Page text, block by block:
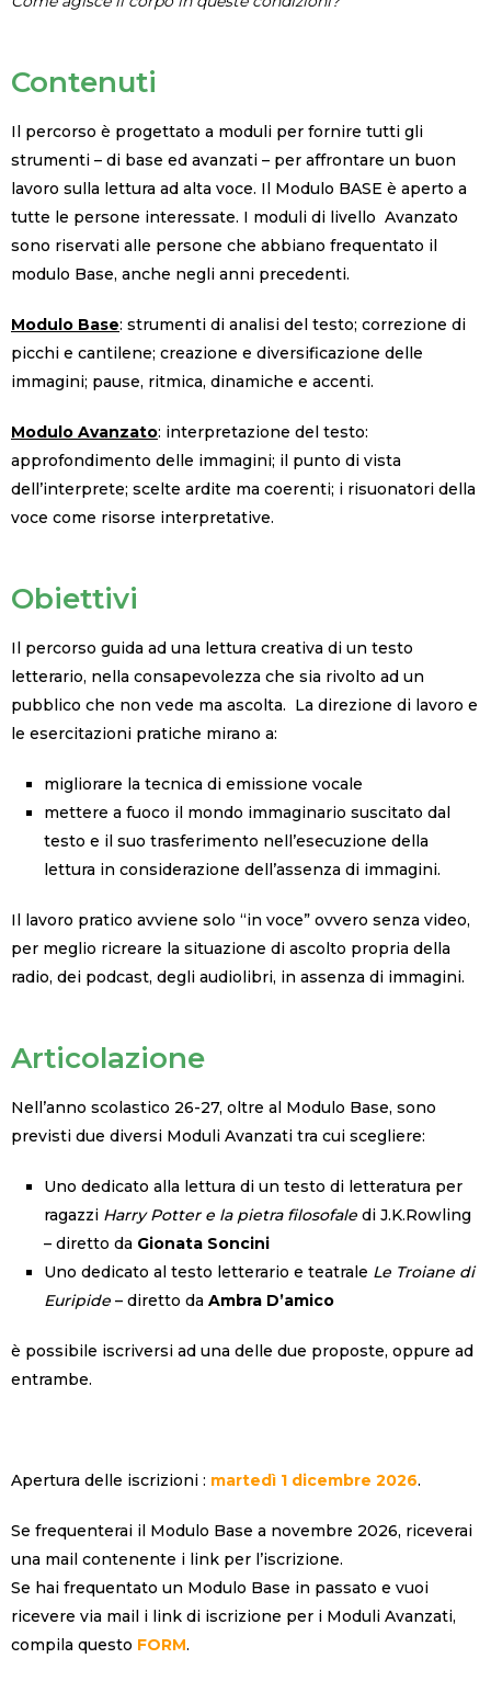
Contenuti
Il percorso è progettato a moduli per fornire tutti gli
strumenti – di base ed avanzati – per affrontare un buon
lavoro sulla lettura ad alta voce. Il Modulo BASE è aperto a
tutte le persone interessate. I moduli di livello Avanzato
sono riservati alle persone che abbiano frequentato il
modulo Base, anche negli anni precedenti.
Modulo Base: strumenti di analisi del testo; correzione di
picchi e cantilene; creazione e diversificazione delle
immagini; pause, ritmica, dinamiche e accenti.
Modulo Avanzato: interpretazione del testo:
approfondimento delle immagini; il punto di vista
dell’interprete; scelte ardite ma coerenti; i risuonatori della
voce come risorse interpretative.
Obiettivi
Il percorso guida ad una lettura creativa di un testo
letterario, nella consapevolezza che sia rivolto ad un
pubblico che non vede ma ascolta. La direzione di lavoro e
le esercitazioni pratiche mirano a:
migliorare la tecnica di emissione vocale
mettere a fuoco il mondo immaginario suscitato dal
testo e il suo trasferimento nell’esecuzione della
lettura in considerazione dell’assenza di immagini.
Il lavoro pratico avviene solo “in voce” ovvero senza video,
per meglio ricreare la situazione di ascolto propria della
radio, dei podcast, degli audiolibri, in assenza di immagini.
Articolazione
Nell’anno scolastico 26-27, oltre al Modulo Base, sono
previsti due diversi Moduli Avanzati tra cui scegliere:
Uno dedicato alla lettura di un testo di letteratura per
ragazzi Harry Potter e la pietra filosofale di J.K.Rowling
– diretto da Gionata Soncini
Uno dedicato al testo letterario e teatrale Le Troiane di
Euripide – diretto da Ambra D’amico
è possibile iscriversi ad una delle due proposte, oppure ad
entrambe.
Apertura delle iscrizioni : martedì 1 dicembre 2026.
Se frequenterai il Modulo Base a novembre 2026, riceverai
una mail contenente i link per l’iscrizione.
Se hai frequentato un Modulo Base in passato e vuoi
ricevere via mail i link di iscrizione per i Moduli Avanzati,
compila questo FORM.